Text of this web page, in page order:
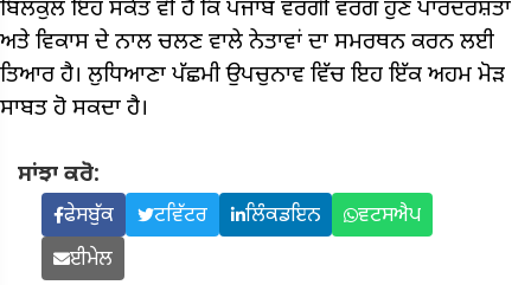
ਬਿਲਕੁਲ ਇਹ ਸੰਕੇਤ ਵੀ ਹੈ ਕਿ ਪੰਜਾਬ ਵਰਗੀ ਵਰਗ ਹੁਣ ਪਾਰਦਰਸ਼ਤਾ
ਅਤੇ ਵਿਕਾਸ ਦੇ ਨਾਲ ਚਲਣ ਵਾਲੇ ਨੇਤਾਵਾਂ ਦਾ ਸਮਰਥਨ ਕਰਨ ਲਈ
ਤਿਆਰ ਹੈ। ਲੁਧਿਆਣਾ ਪੱਛਮੀ ਉਪਚੁਨਾਵ ਵਿੱਚ ਇਹ ਇੱਕ ਅਹਮ ਮੋੜ
ਸਾਬਤ ਹੋ ਸਕਦਾ ਹੈ।
ਸਾਂਝਾ ਕਰੋ:
ਫੇਸਬੁੱਕ ਟਵਿੱਟਰ ਲਿੰਕਡਇਨ
ਵਟਸਐਪ
ਈਮੇਲ